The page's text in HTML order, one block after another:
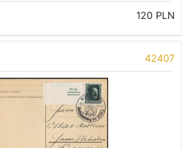
120 PLN
42407